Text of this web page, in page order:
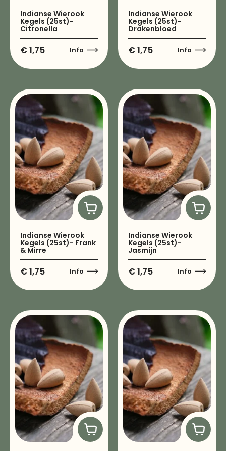
Indianse Wierook
Kegels (25st)-
Citronella
€1,75 Info
Indianse Wierook
Kegels (25st)-
Drakenbloed
€1,75 Info
Indianse Wierook
Kegels (25st)- Frank
& Mirre
€1,75 Info
Indianse Wierook
Kegels (25st)-
Jasmijn
€1,75 Info